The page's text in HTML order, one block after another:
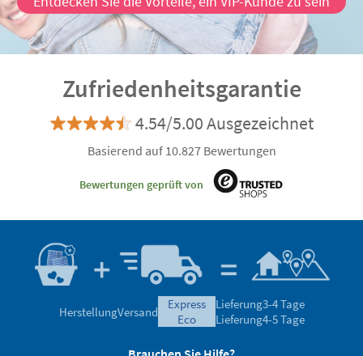
Zufriedenheitsgarantie
4.54/5.00 Ausgezeichnet
Basierend auf 10.827 Bewertungen
Bewertungen geprüft von
HerstellungVersand
express
eco
Lieferung3-4 Tage
Lieferung4-5 Tage